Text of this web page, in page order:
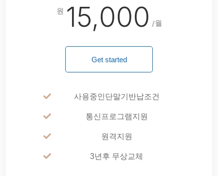
원 15,000 /월
Get started
사용중인단말기반납조건
통신프로그램지원
원격지원
3년후 무상교체